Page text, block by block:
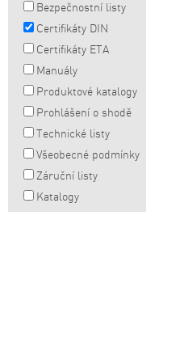
Bezpečnostní listy
Certifikáty DIN
Certifikáty ETA
Manuály
Produktové katalogy
Prohlášení o shodě
Technické listy
Všeobecné podmínky
Záruční listy
Katalogy